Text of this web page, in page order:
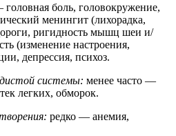
головная боль, головокружение,
менингит (лихорадка,
ригидность мышц шеи и/
(изменение настроения,
депрессия, психоз.
системы: менее часто —
легких, обморок.
редко — анемия,